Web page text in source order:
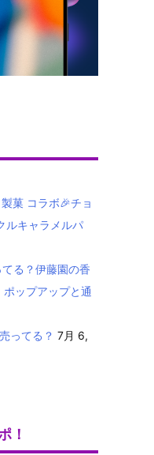
菓 コラボ🎉チョ
ルキャラメルパ
る？伊藤園の香
ップアップと通
ってる？ 7月 6,
！